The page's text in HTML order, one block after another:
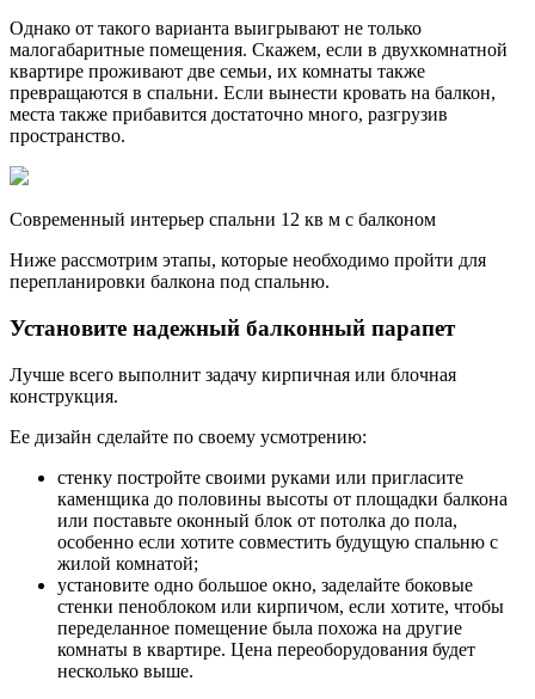
Однако от такого варианта выигрывают не только
малогабаритные помещения. Скажем, если в двухкомнатной
квартире проживают две семьи, их комнаты также
превращаются в спальни. Если вынести кровать на балкон,
места также прибавится достаточно много, разгрузив
пространство.
Современный интерьер спальни 12 кв м с балконом
Ниже рассмотрим этапы, которые необходимо пройти для
перепланировки балкона под спальню.
Установите надежный балконный парапет
Лучше всего выполнит задачу кирпичная или блочная
конструкция.
Ее дизайн сделайте по своему усмотрению:
стенку постройте своими руками или пригласите
каменщика до половины высоты от площадки балкона
или поставьте оконный блок от потолка до пола,
особенно если хотите совместить будущую спальню с
жилой комнатой;
установите одно большое окно, заделайте боковые
стенки пеноблоком или кирпичом, если хотите, чтобы
переделанное помещение была похожа на другие
комнаты в квартире. Цена переоборудования будет
несколько выше.